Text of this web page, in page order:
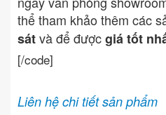
thể tham khảo thêm các
sátvà để đượcgiá tốt
[/code]
Liên hệ chi tiết sản phẩm